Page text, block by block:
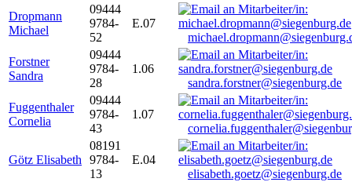
Dropmann
Michael
09444
9784-
52
E.07
Forstner
Sandra
09444
9784-
28
1.06
sandra.forstner@siegenburg.de
Fuggenthaler
Cornelia
09444
9784-
43
1.07
Götz Elisabeth
08191
9784-
13
E.04
elisabeth.goetz@siegenburg.de